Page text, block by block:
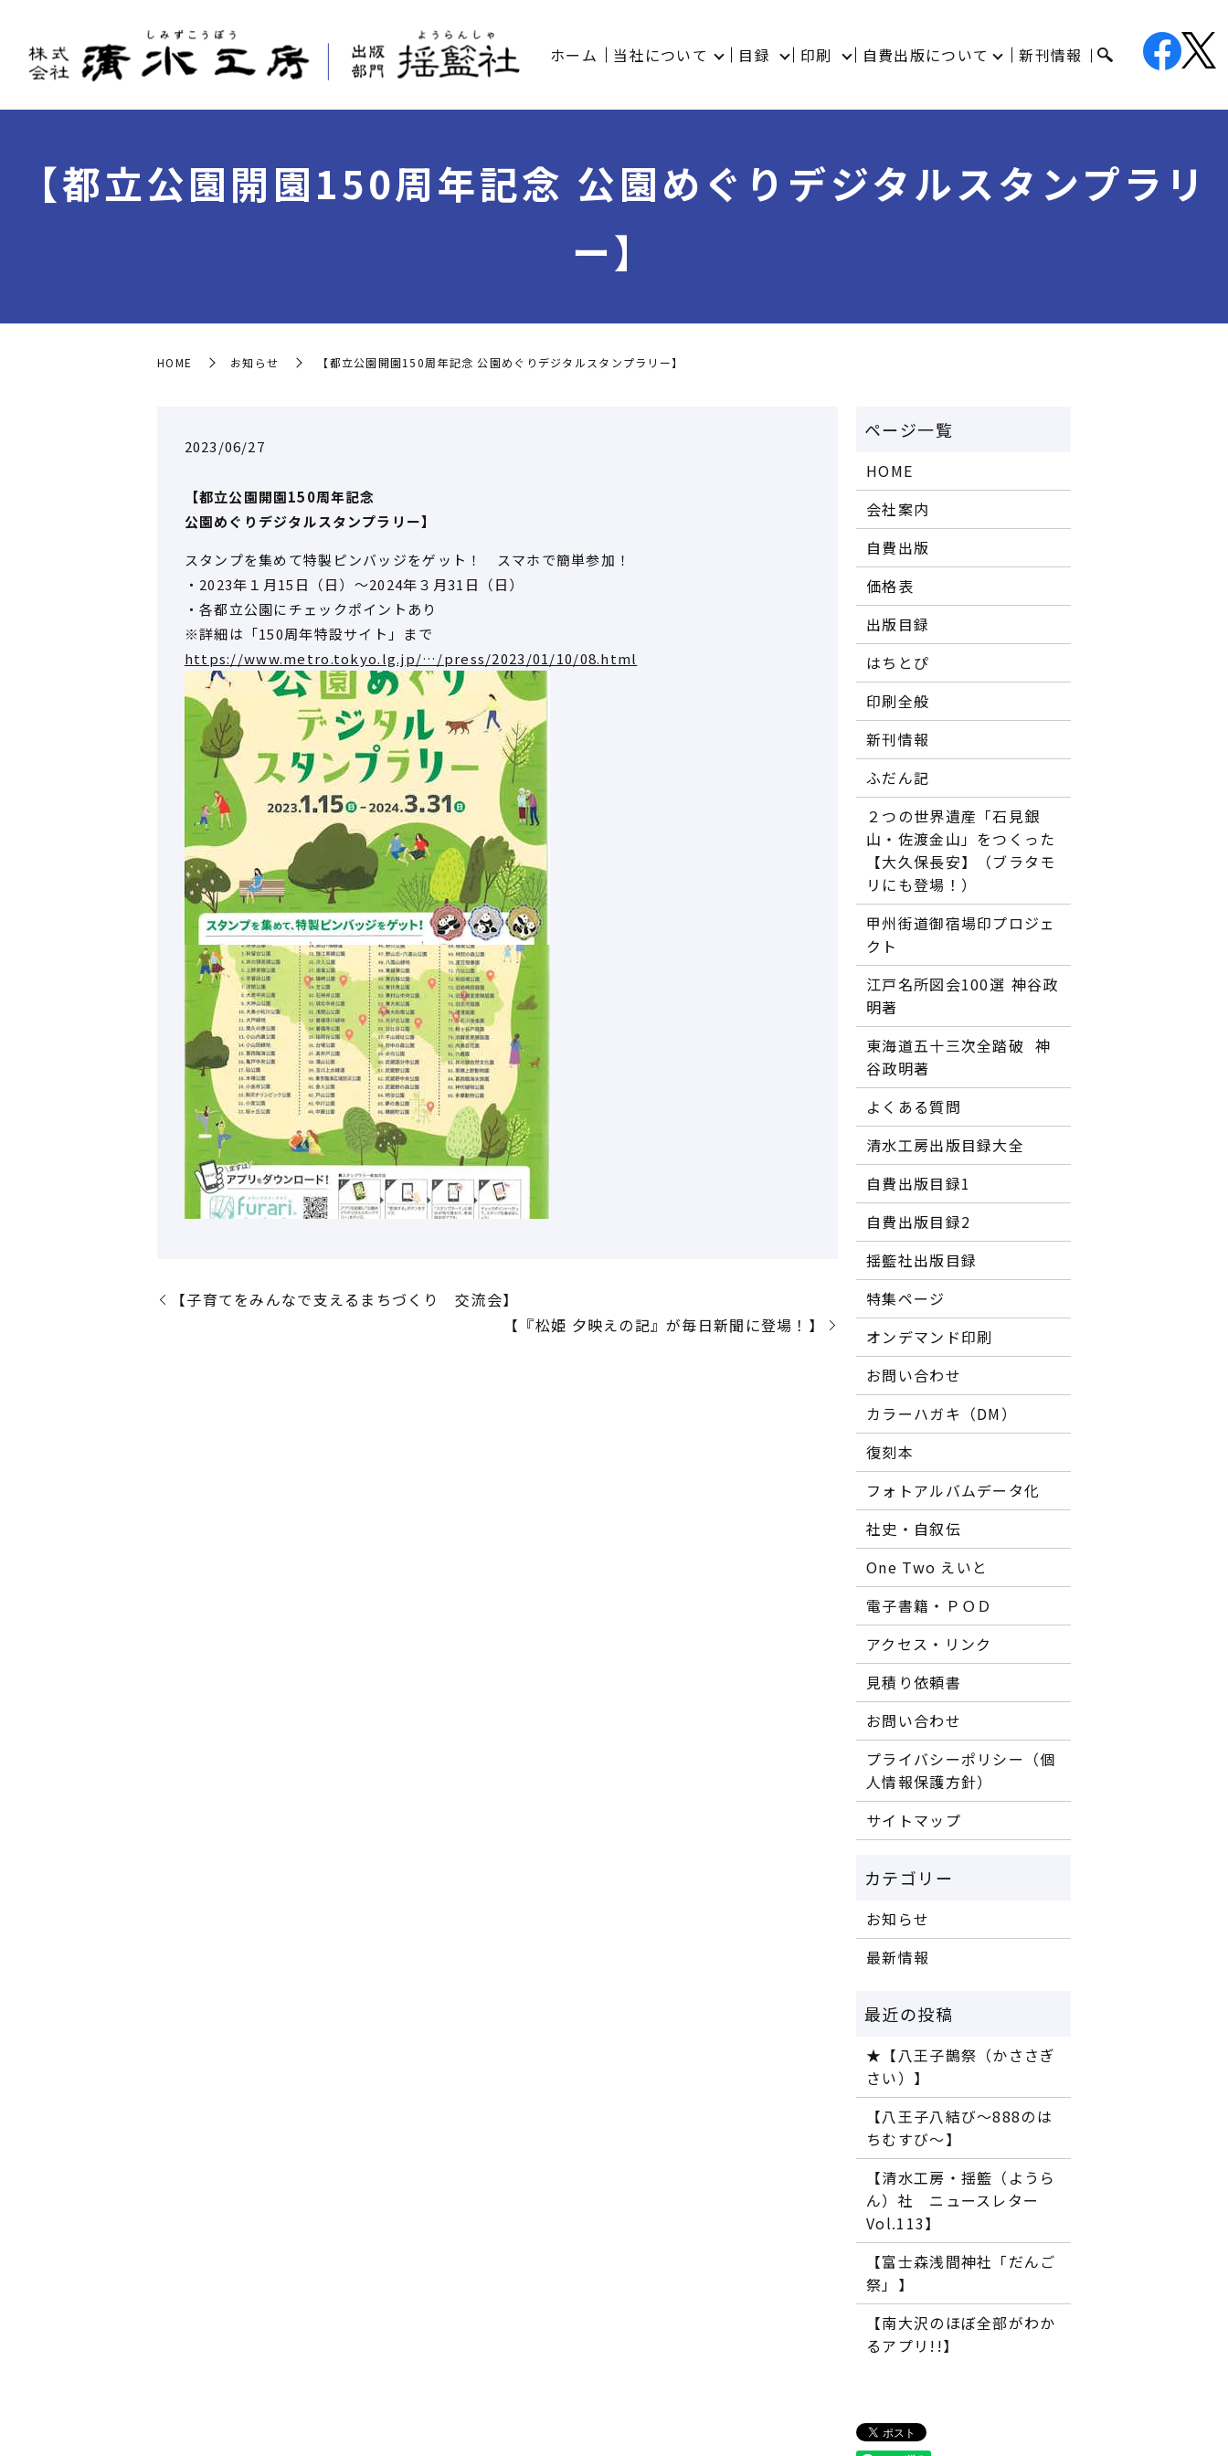
ホーム 当社について 目録 印刷 自費出版について 新刊情報
【都立公園開園150周年記念 公園めぐりデジタルスタンプラリ
ー】
HOME お知らせ 【都立公園開園150周年記念 公園めぐりデジタルスタンプラリー】
2023/06/27
【都立公園開園150周年記念
公園めぐりデジタルスタンプラリー】
スタンプを集めて特製ピンバッジをゲット！ スマホで簡単参加！
・2023年１月15日（日）～2024年３月31日（日）
・各都立公園にチェックポイントあり
※詳細は「150周年特設サイト」まで
https://www.metro.tokyo.lg.jp/…/press/2023/01/10/08.html
【子育てをみんなで支えるまちづくり 交流会】
【『松姫 夕映えの記』が毎日新聞に登場！】
HOME
会社案内
自費出版
価格表
出版目録
はちとぴ
印刷全般
新刊情報
ふだん記
２つの世界遺産「石見銀
山・佐渡金山」をつくった
【大久保長安】（ブラタモ
リにも登場！）
甲州街道御宿場印プロジェ
クト
江戸名所図会100選―― 神谷政
明著
東海道五十三次全踏破 ―― 神
谷政明著
よくある質問
清水工房出版目録大全
自費出版目録1
自費出版目録2
揺籃社出版目録
特集ページ
オンデマンド印刷
お問い合わせ
カラーハガキ（DM）
復刻本
フォトアルバムデータ化
社史・自叙伝
One Two えいと
電子書籍・ＰＯＤ
アクセス・リンク
見積り依頼書
お問い合わせ
プライバシーポリシー（個
人情報保護方針）
サイトマップ
お知らせ
最新情報
★【八王子鵲祭（かささぎ
さい）】
【八王子八結び～888のは
ちむすび～】
【清水工房・揺籃（ようら
ん）社 ニュースレター
Vol.113】
【富士森浅間神社「だんご
祭」】
【南大沢のほぼ全部がわか
るアプリ!!】